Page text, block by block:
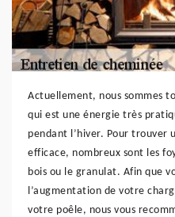
Actuellement, nous sommes
qui est une énergie très
pendant l’hiver. Pour trouver
efficace, nombreux sont les
bois ou le granulat. Afin que
l’augmentation de votre
votre poêle, nous vous